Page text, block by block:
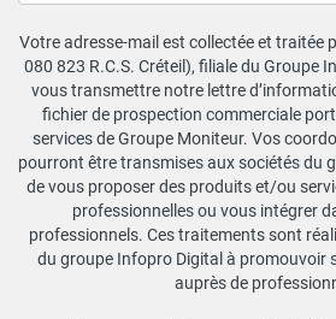
Votre adresse-mail est collectée et traitée
080 823 R.C.S. Créteil), filiale du Groupe
vous transmettre notre lettre
fichier de prospection commerciale
services de Groupe Moniteur. Vos
pourront être transmises aux sociétés du
de vous proposer des produits et/ou
professionnelles ou vous intégrer
professionnels. Ces traitements sont
du groupe Infopro Digital à promouvoir
auprès de